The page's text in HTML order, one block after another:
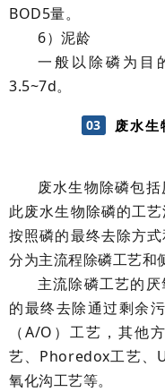
BOD5量。
6）泥龄
一般以除磷为目
3.5~7d。
03 废水生
废水生物除磷包
此废水生物除磷的工
按照磷的最终去除方
分为主流程除磷工艺和
主流除磷工艺的
的最终去除通过剩余
（A/O）工艺，其他
艺、Phoredox工艺、
氧化沟工艺等。